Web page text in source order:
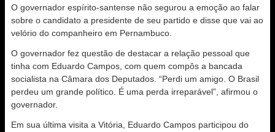
O governador espírito-santense não segurou a emoção ao falar
sobre o candidato a presidente de seu partido e disse que vai ao
velório do companheiro em Pernambuco.
O governador fez questão de destacar a relação pessoal que
tinha com Eduardo Campos, com quem compôs a bancada
socialista na Câmara dos Deputados. “Perdi um amigo. O Brasil
perdeu um grande político. É uma perda irreparável”, afirmou o
governador.
Em sua última visita a Vitória, Eduardo Campos participou do